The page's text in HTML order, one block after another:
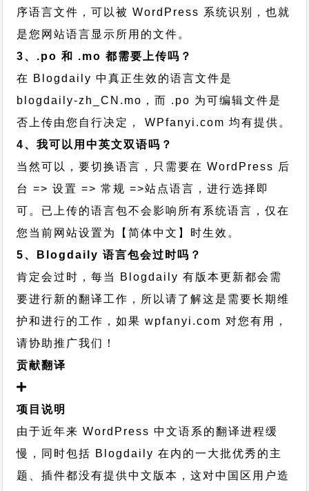
序语言文件，可以被 WordPress 系统识别，也就
是您网站语言显示所用的文件。
3、.po 和 .mo 都需要上传吗？
在 Blogdaily 中真正生效的语言文件是
blogdaily-zh_CN.mo，而 .po 为可编辑文件是
否上传由您自行决定， WPfanyi.com 均有提供。
4、我可以用中英文双语吗？
当然可以，要切换语言，只需要在 WordPress 后
台 => 设置 => 常规 =>站点语言，进行选择即
可。已上传的语言包不会影响所有系统语言，仅在
您当前网站设置为【简体中文】时生效。
5、Blogdaily 语言包会过时吗？
肯定会过时，每当 Blogdaily 有版本更新都会需
要进行新的翻译工作，所以请了解这是需要长期维
护和进行的工作，如果 wpfanyi.com 对您有用，
请协助推广我们！
贡献翻译
项目说明
由于近年来 WordPress 中文语系的翻译进程缓
慢，同时包括 Blogdaily 在内的一大批优秀的主
题、插件都没有提供中文版本，这对中国区用户造